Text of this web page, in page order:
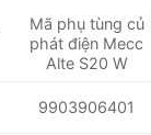
Mã phụ tùng củ
phát điện Mecc
Alte S20 W
9903906401